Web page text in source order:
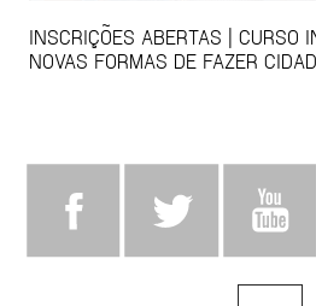
INSCRIÇÕES ABERTAS | CURSO
NOVAS FORMAS DE FAZER